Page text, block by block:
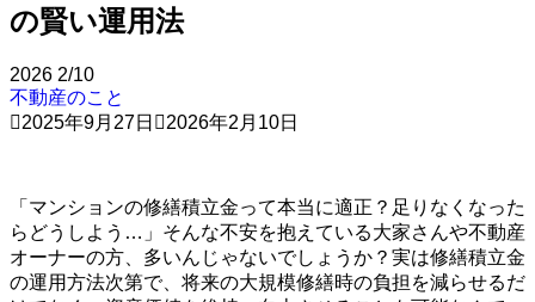
の賢い運用法
2026 2/10
不動産のこと
2025年9月27日
2026年2月10日
「マンションの修繕積立金って本当に適正？足りなくなった
らどうしよう…」そんな不安を抱えている大家さんや不動産
オーナーの方、多いんじゃないでしょうか？実は修繕積立金
の運用方法次第で、将来の大規模修繕時の負担を減らせるだ